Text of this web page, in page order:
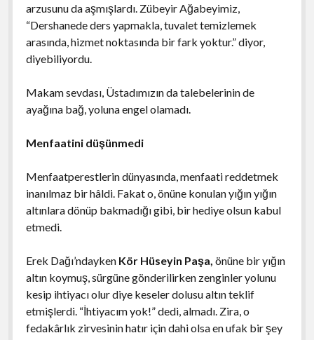
arzusunu da aşmışlardı. Zübeyir Ağabeyimiz,
“Dershanede ders yapmakla, tuvalet temizlemek
arasında, hizmet noktasında bir fark yoktur.” diyor,
diyebiliyordu.
Makam sevdası, Üstadımızın da talebelerinin de
ayağına bağ, yoluna engel olamadı.
Menfaatini düşünmedi
Menfaatperestlerin dünyasında, menfaati reddetmek
inanılmaz bir hâldi. Fakat o, önüne konulan yığın yığın
altınlara dönüp bakmadığı gibi, bir hediye olsun kabul
etmedi.
Erek Dağı’ndayken Kör Hüseyin Paşa, önüne bir yığın
altın koymuş, sürgüne gönderilirken zenginler yolunu
kesip ihtiyacı olur diye keseler dolusu altın teklif
etmişlerdi. “İhtiyacım yok!” dedi, almadı. Zira, o
fedakârlık zirvesinin hatır için dahi olsa en ufak bir şey